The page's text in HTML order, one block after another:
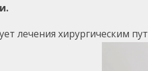
лечения хирургическим